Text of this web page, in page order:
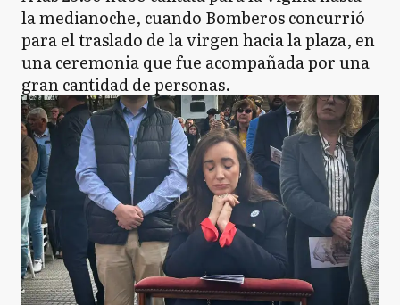
la medianoche, cuando Bomberos concurrió
para el traslado de la virgen hacia la plaza, en
una ceremonia que fue acompañada por una
gran cantidad de personas.